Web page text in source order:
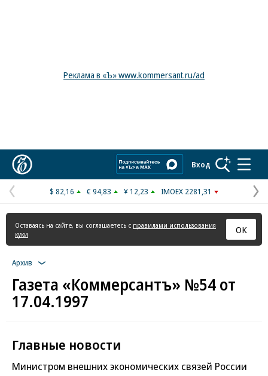
Реклама в «Ъ» www.kommersant.ru/ad
Вход
Предыдущая
страница
$ 82,16 € 94,83 ¥ 12,23 IMOEX 2281,31
Оставаясь на сайте, вы соглашаетесь с правилами использования
куки
ОК
Архив
Газета «Коммерсантъ» №54 от
17.04.1997
Главные новости
Министром внешних экономических связей России